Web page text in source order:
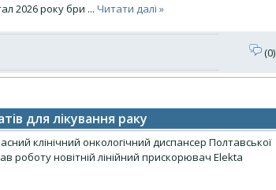
2026 року бри ... Читати далі »
(0)
для лікування раку
клінічний онкологічний диспансер Полтавської
роботу новітній лінійний прискорювач Elekta